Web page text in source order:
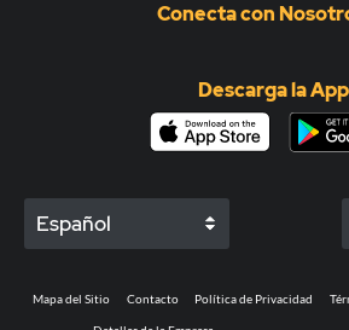
Conecta con
Descarga la App
Español
Mapa del Sitio Contacto Política de Privacidad